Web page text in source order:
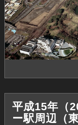
平成15年（
ー駅周辺（